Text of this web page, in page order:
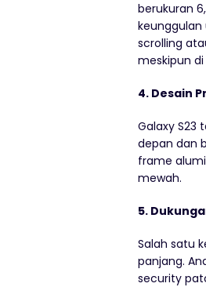
berukuran
scrolling
meskipun
4. Desain
Galaxy S23
depan dan
frame
mewah.
5.
Salah satu
panjang.
security